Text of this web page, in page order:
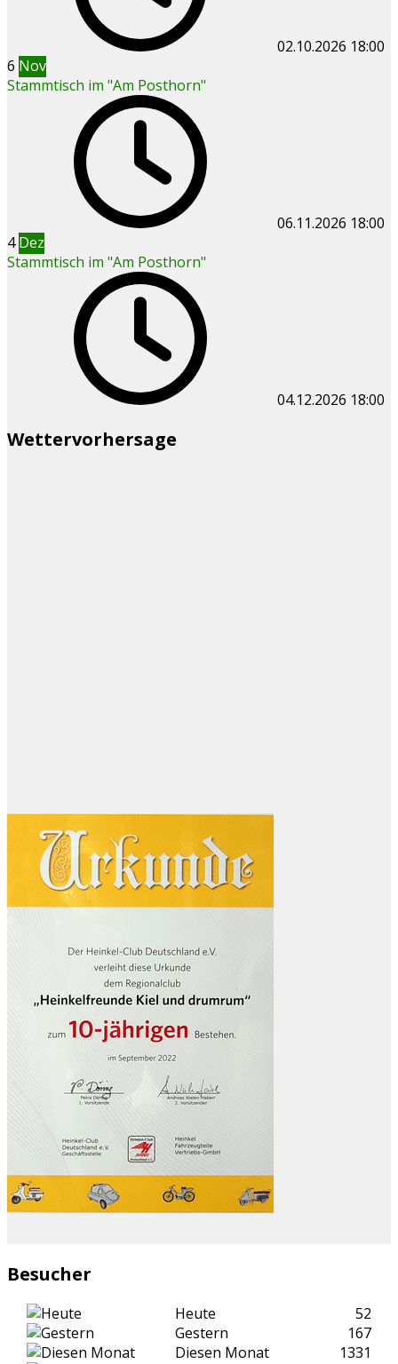
02.10.2026 18:00
6 Nov
Stammtisch im "Am Posthorn"
06.11.2026 18:00
4 Dez
Stammtisch im "Am Posthorn"
04.12.2026 18:00
Wettervorhersage
Besucher
Heute
52
Gestern
167
Diesen Monat
1331